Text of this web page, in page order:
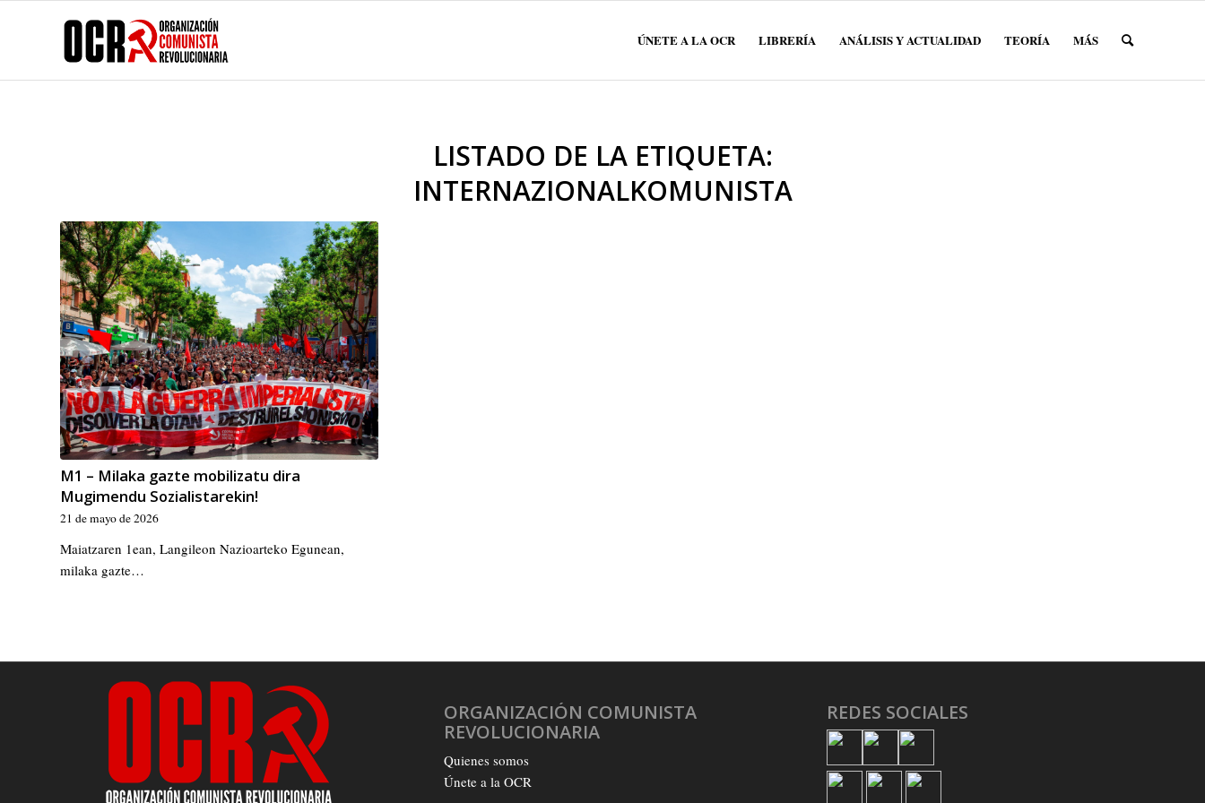
ÚNETE A LA OCR LIBRERÍA ANÁLISIS Y ACTUALIDAD TEORÍA MÁS
LISTADO DE LA ETIQUETA:
INTERNAZIONALKOMUNISTA
M1 – Milaka gazte mobilizatu dira
Mugimendu Sozialistarekin!
21 de mayo de 2026
Maiatzaren 1ean, Langileon Nazioarteko Egunean,
milaka gazte…
ORGANIZACIÓN COMUNISTA
REVOLUCIONARIA
Quienes somos
Únete a la OCR
REDES SOCIALES